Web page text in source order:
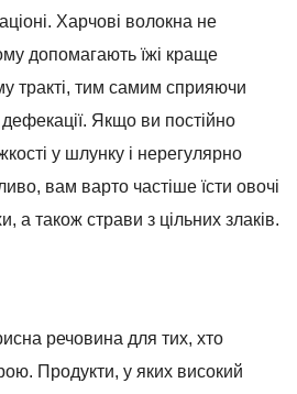
Харчові волокна не
допомагають їжі краще
тракті, тим самим сприяючи
Якщо ви постійно
у шлунку і нерегулярно
вам варто частіше їсти овочі
а також страви з цільних злаків.
речовина для тих, хто
Продукти, у яких високий